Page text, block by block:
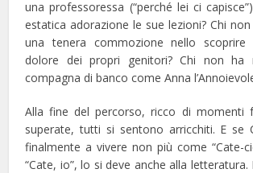
una professoressa (“perché lei ci
estatica adorazione le sue lezioni? Chi
una tenera commozione nello
dolore dei propri genitori? Chi non ha
compagna di banco come Anna
Alla fine del percorso, ricco di momenti
superate, tutti si sentono arricchiti. E se
finalmente a vivere non più come “Cate-
“Cate, io”, lo si deve anche alla